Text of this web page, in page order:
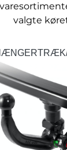
valgte